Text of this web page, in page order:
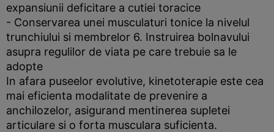
expansiunii deficitare a cutiei toracice
- Conservarea unei musculaturi tonice la nivelul
trunchiului si membrelor 6. Instruirea bolnavului
asupra regulilor de viata pe care trebuie sa le
adopte
In afara puseelor evolutive, kinetoterapie este cea
mai eficienta modalitate de prevenire a
anchilozelor, asigurand mentinerea supletei
articulare si o forta musculara suficienta.